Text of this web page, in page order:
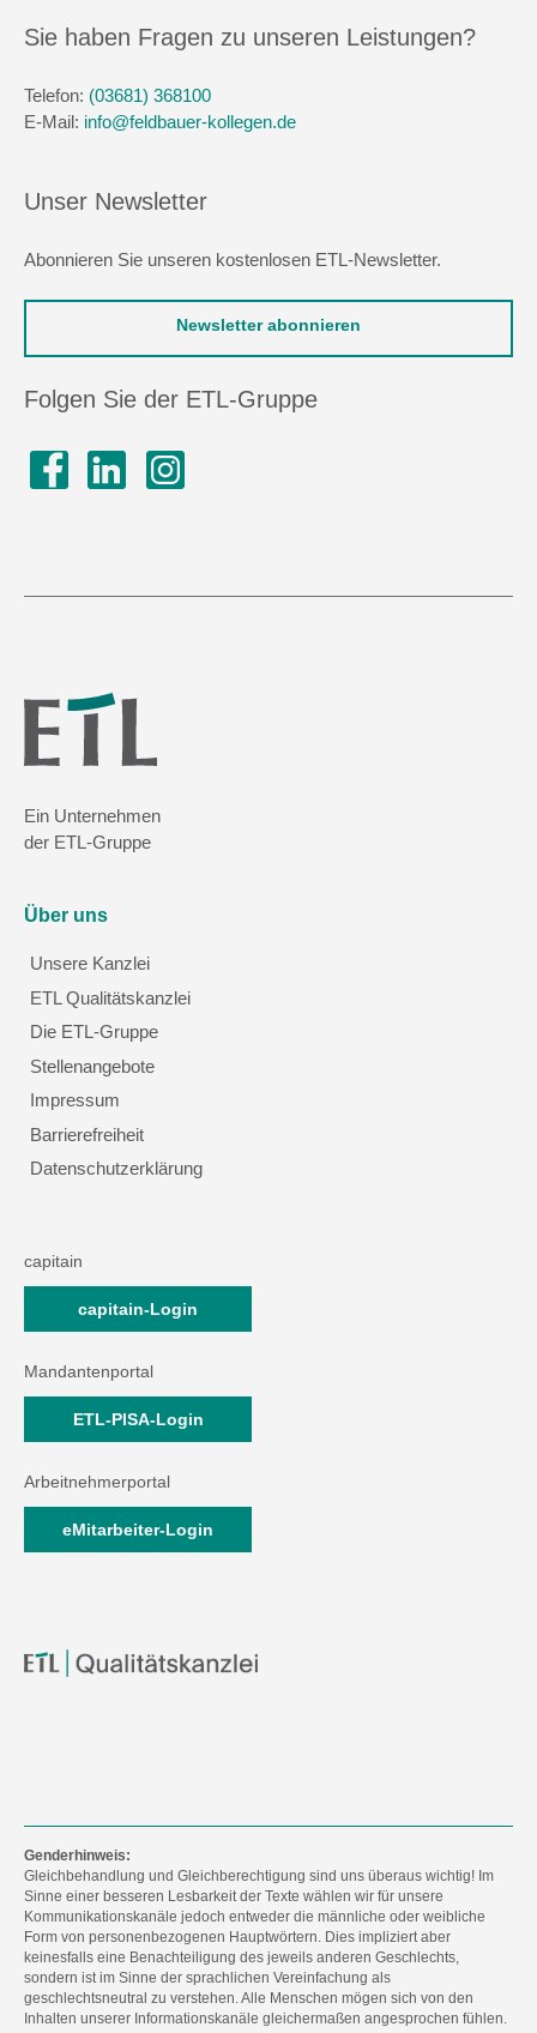
Sie haben Fragen zu unseren Leistungen?
Telefon: (03681) 368100
E-Mail: info@feldbauer-kollegen.de
Unser Newsletter
Abonnieren Sie unseren kostenlosen ETL-Newsletter.
Newsletter abonnieren
Folgen Sie der ETL-Gruppe
Ein Unternehmen
der ETL-Gruppe
Über uns
Unsere Kanzlei
ETL Qualitätskanzlei
Die ETL-Gruppe
Stellenangebote
Impressum
Barrierefreiheit
Datenschutzerklärung
capitain
capitain-Login
Mandantenportal
ETL-PISA-Login
Arbeitnehmerportal
eMitarbeiter-Login
Genderhinweis:
Gleichbehandlung und Gleichberechtigung sind uns überaus wichtig! Im
Sinne einer besseren Lesbarkeit der Texte wählen wir für unsere
Kommunikationskanäle jedoch entweder die männliche oder weibliche
Form von personenbezogenen Hauptwörtern. Dies impliziert aber
keinesfalls eine Benachteiligung des jeweils anderen Geschlechts,
sondern ist im Sinne der sprachlichen Vereinfachung als
geschlechtsneutral zu verstehen. Alle Menschen mögen sich von den
Inhalten unserer Informationskanäle gleichermaßen angesprochen fühlen.